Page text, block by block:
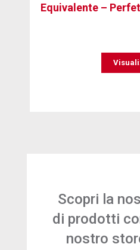
Equivalente –
Scopri la
di prodotti
nostro